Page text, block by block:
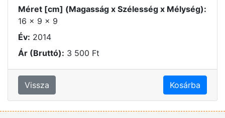
Méret [cm] (Magasság x Szélesség x Mélység):
16 x 9 x 9
Év: 2014
Ár (Bruttó): 3 500 Ft
Vissza Kosárba